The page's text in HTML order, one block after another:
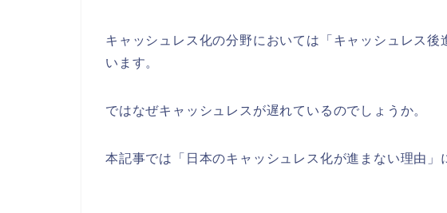
キャッシュレス化の分野においては「キャッシュレス後
います。
ではなぜキャッシュレスが遅れているのでしょうか。
本記事では「日本のキャッシュレス化が進まない理由」